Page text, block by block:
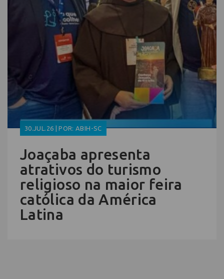
30.JUL.26 | POR: ABIH-SC
Joaçaba apresenta
atrativos do turismo
religioso na maior feira
católica da América
Latina